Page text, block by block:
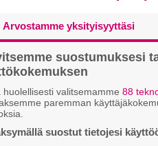
Arvostamme yksityisyyttäsi
suostumuksesi
huolellisesti valitsemamme 88
paremman
suostut tietojesi